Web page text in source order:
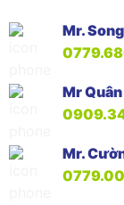
Mr. Song
Mr Quân
Mr.